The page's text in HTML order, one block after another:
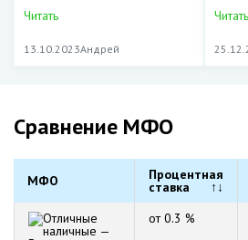
Читать
13.10.2023Андрей
Читать
Сравнение МФО
МФО Процентная
ставка ↑↓
от 0.3 %